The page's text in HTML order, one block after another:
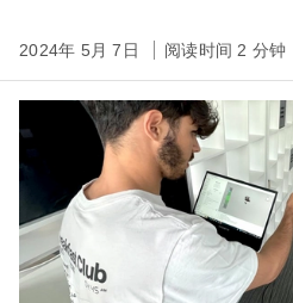
2024年 5月 7日 阅读时间 2 分钟